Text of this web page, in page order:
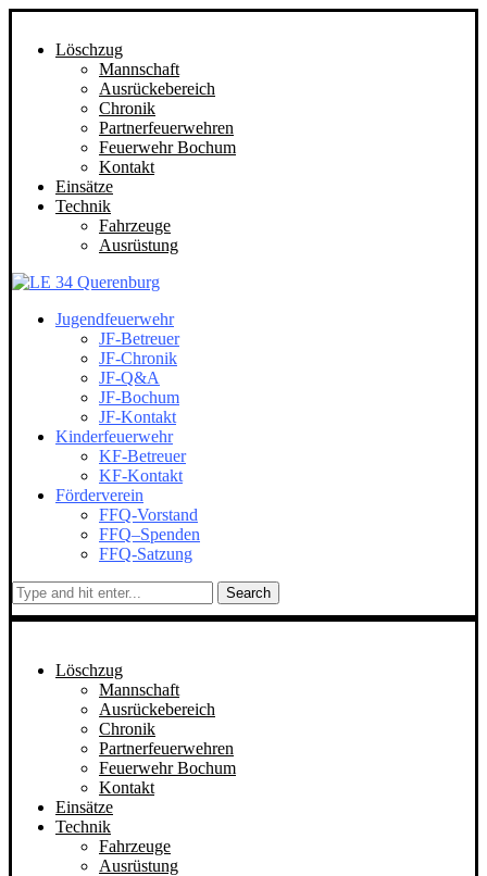
Löschzug
Mannschaft
Ausrückebereich
Chronik
Partnerfeuerwehren
Feuerwehr Bochum
Kontakt
Einsätze
Technik
Fahrzeuge
Ausrüstung
Jugendfeuerwehr
JF-Betreuer
JF-Chronik
JF-Q&A
JF-Bochum
JF-Kontakt
Kinderfeuerwehr
KF-Betreuer
KF-Kontakt
Förderverein
FFQ-Vorstand
FFQ–Spenden
FFQ-Satzung
Search
Löschzug
Mannschaft
Ausrückebereich
Chronik
Partnerfeuerwehren
Feuerwehr Bochum
Kontakt
Einsätze
Technik
Fahrzeuge
Ausrüstung